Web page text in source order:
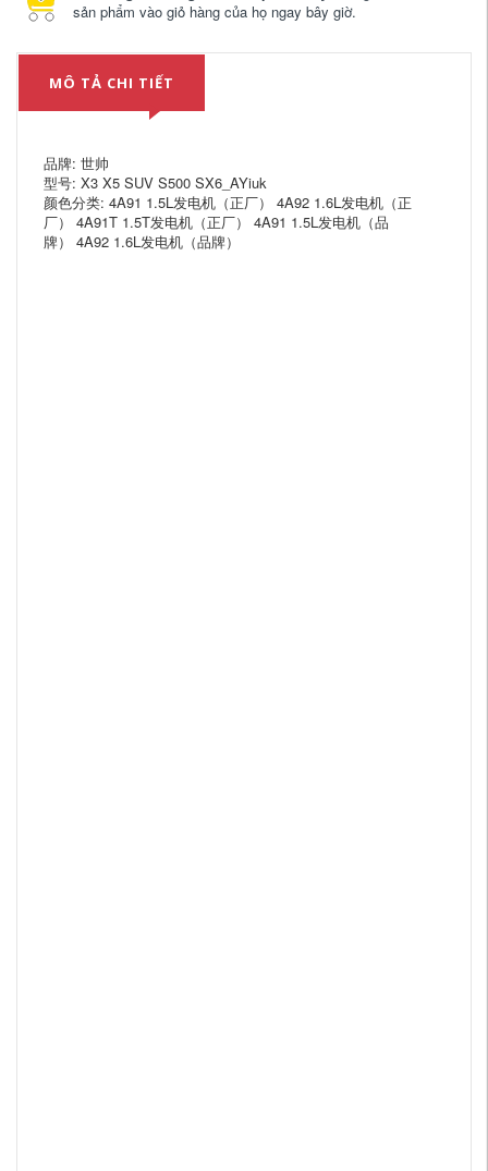
sản phẩm vào giỏ hàng của họ ngay bây giờ.
MÔ TẢ CHI TIẾT
品牌: 世帅
型号: X3 X5 SUV S500 SX6_AYiuk
颜色分类: 4A91 1.5L发电机（正厂） 4A92 1.6L发电机（正
厂） 4A91T 1.5T发电机（正厂） 4A91 1.5L发电机（品
牌） 4A92 1.6L发电机（品牌）